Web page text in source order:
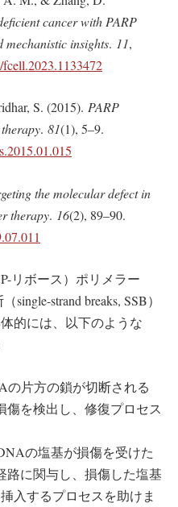
cancer with PARP
insights. 11,
S. (2015). PARP
. 81(1), 5–9.
the molecular defect in
therapy. 16(2), 89–90.
リボース）ポリメラー
strand breaks, SSB）
的には、以下のような
の片方の鎖が切断される
傷を検出し、修復プロセス
の塩基が損傷を受けた
路に関与し、損傷した塩基
入するプロセスを助けま